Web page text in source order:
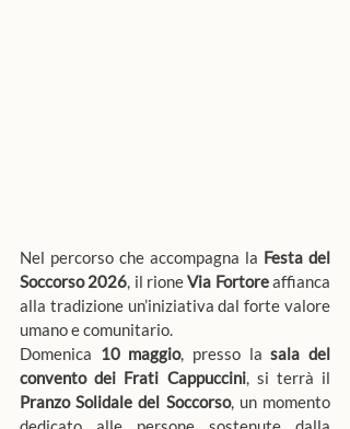
Nel percorso che accompagna la Festa del
Soccorso 2026 , il rione Via Fortore affianca
alla tradizione un’iniziativa dal forte valore
umano e comunitario.
Domenica 10 maggio, presso la sala del
convento dei Frati Cappuccini
Pranzo Solidale del Soccorso, un momento